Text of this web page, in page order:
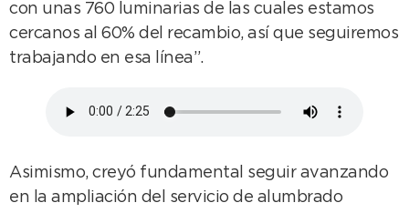
con unas 760 luminarias de las cuales estamos
cercanos al 60% del recambio, así que seguiremos
trabajando en esa línea”.
Asimismo, creyó fundamental seguir avanzando
en la ampliación del servicio de alumbrado